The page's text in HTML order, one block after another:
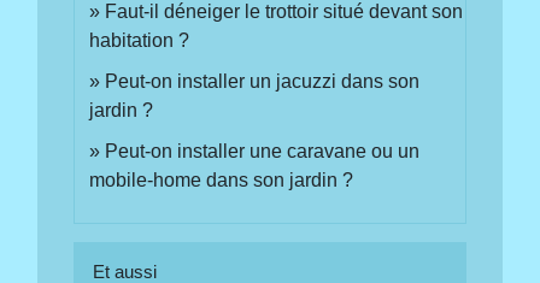
Faut-il déneiger le trottoir situé devant son
habitation ?
Peut-on installer un jacuzzi dans son
jardin ?
Peut-on installer une caravane ou un
mobile-home dans son jardin ?
Et aussi